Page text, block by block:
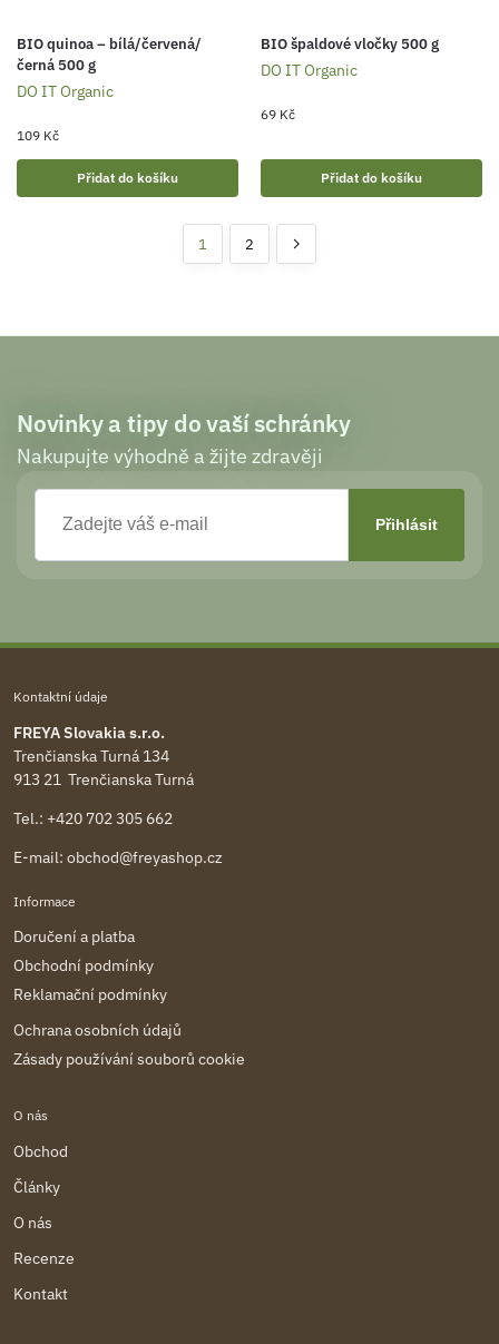
BIO quinoa – bílá/červená/
černá 500 g
DO IT Organic
109 Kč
Přidat do košíku
BIO špaldové vločky 500 g
DO IT Organic
69 Kč
Přidat do košíku
1 2
Novinky a tipy do vaší schránky
Nakupujte výhodně a žijte zdravěji
Kontaktní údaje
FREYA Slovakia s.r.o.
Trenčianska Turná 134
913 21 Trenčianska Turná
Tel.: +420 702 305 662
E-mail: obchod@freyashop.cz
Informace
Doručení a platba
Obchodní podmínky
Reklamační podmínky
Ochrana osobních údajů
Zásady používání souborů cookie
O nás
Obchod
Články
O nás
Recenze
Kontakt